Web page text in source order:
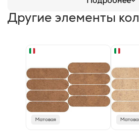
Другие элементы
Матовая